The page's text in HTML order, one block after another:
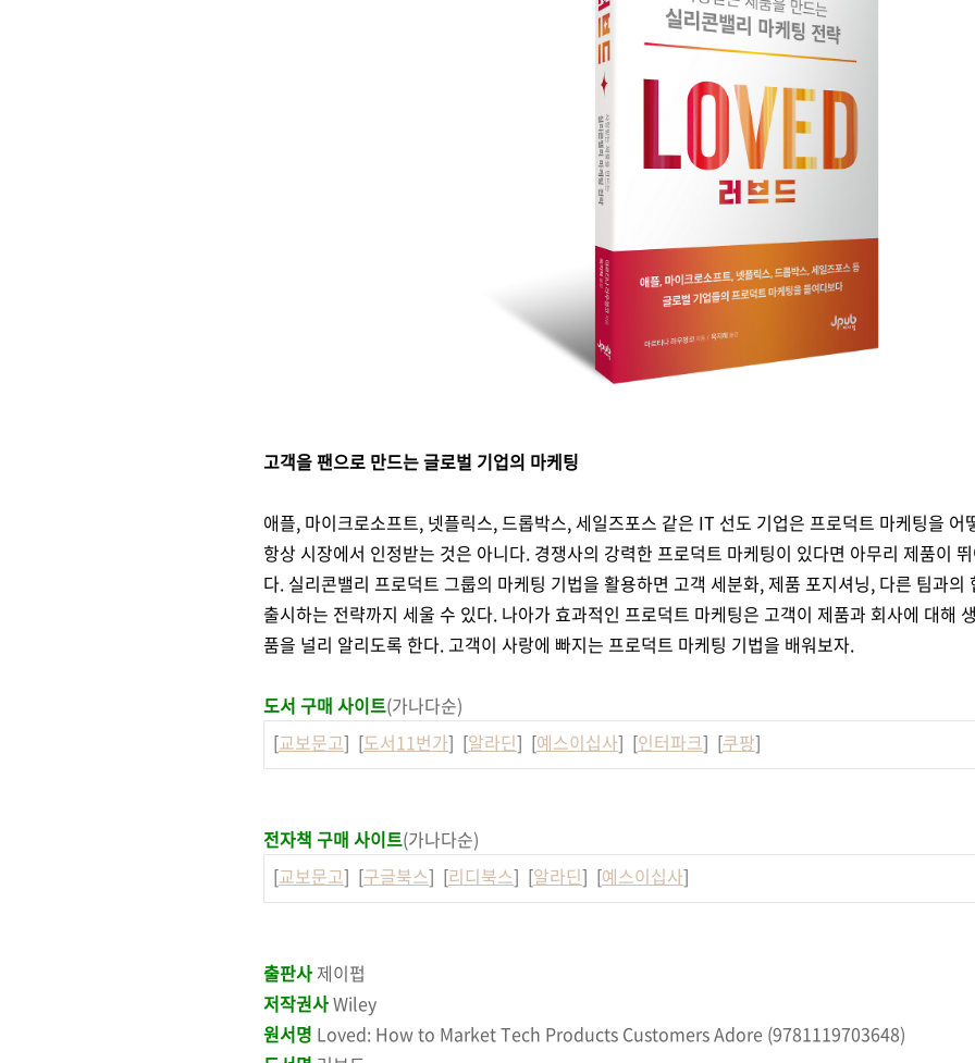
고객을 팬으로 만드는 글로벌 기업의 마케팅
애플, 마이크로소프트, 넷플릭스, 드롭박스, 세일즈포스 같은 IT 선도 기업은 프로덕트 마케팅을 어
항상 시장에서 인정받는 것은 아니다. 경쟁사의 강력한 프로덕트 마케팅이 있다면 아무리 제품이
다. 실리콘밸리 프로덕트 그룹의 마케팅 기법을 활용하면 고객 세분화, 제품 포지셔닝, 다른 팀과의
출시하는 전략까지 세울 수 있다. 나아가 효과적인 프로덕트 마케팅은 고객이 제품과 회사에 대해
품을 널리 알리도록 한다. 고객이 사랑에 빠지는 프로덕트 마케팅 기법을 배워보자.
도서 구매 사이트(가나다순)
[교보문고] [도서11번가] [알라딘] [예스이십사] [인터파크] [쿠팡]
전자책 구매 사이트(가나다순)
[교보문고] [구글북스] [리디북스] [알라딘] [예스이십사]
출판사 제이펍
저작권사Wiley
원서명 Loved: How to Market Tech Products Customers Adore (9781119703648)